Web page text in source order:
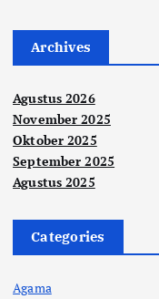
Archives
Agustus 2026
November 2025
Oktober 2025
September 2025
Agustus 2025
Categories
Agama